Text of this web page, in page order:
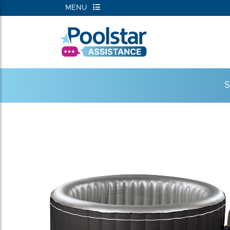
MENU